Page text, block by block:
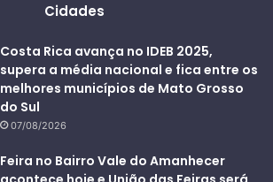
Cidades
Costa Rica avança no IDEB 2025,
supera a média nacional e fica entre os
melhores municípios de Mato Grosso
do Sul
07/08/2026
Feira no Bairro Vale do Amanhecer